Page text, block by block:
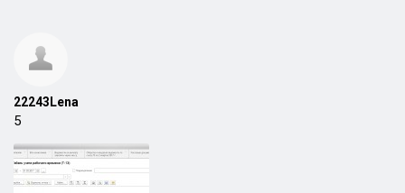
22243Lena
5